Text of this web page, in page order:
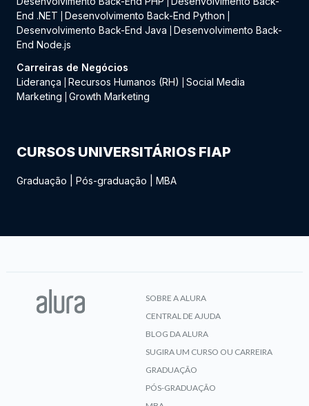
End .NET
Desenvolvimento Back-End Python
Desenvolvimento Back-End Java
Desenvolvimento Back-
End Node.js
Carreiras de Negócios
Liderança
Recursos Humanos (RH)
Social Media
Marketing
Growth Marketing
CURSOS UNIVERSITÁRIOS FIAP
Graduação Pós-graduação MBA
SOBRE A ALURA
CENTRAL DE AJUDA
BLOG DA ALURA
SUGIRA UM CURSO OU CARREIRA
GRADUAÇÃO
PÓS-GRADUAÇÃO